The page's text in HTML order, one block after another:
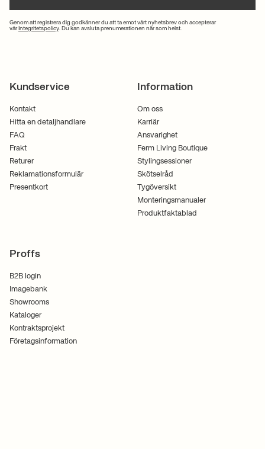
Genom att registrera dig godkänner du att ta emot vårt nyhetsbrev och accepterar
vår Integritetspolicy. Du kan avsluta prenumerationen när som helst.
Kundservice
Kontakt
Hitta en detaljhandlare
FAQ
Frakt
Returer
Reklamationsformulär
Presentkort
Information
Om oss
Karriär
Ansvarighet
Ferm Living Boutique
Stylingsessioner
Skötselråd
Tygöversikt
Monteringsmanualer
Produktfaktablad
Proffs
B2B login
Imagebank
Showrooms
Kataloger
Kontraktsprojekt
Företagsinformation